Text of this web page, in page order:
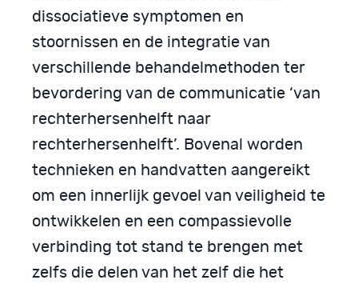
dissociatieve symptomen en
stoornissen en de integratie van
verschillende behandelmethoden ter
bevordering van de communicatie ‘van
rechterhersenhelft naar
rechterhersenhelft’. Bovenal worden
technieken en handvatten aangereikt
om een innerlijk gevoel van veiligheid te
ontwikkelen en een compassievolle
verbinding tot stand te brengen met
zelfs die delen van het zelf die het